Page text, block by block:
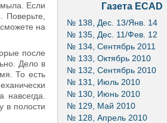
Если
на
после
Дело в
То есть
в полости
Газета ECAD
№ 138, Дес. 13/Янв. 14
№ 135, Дес. 11/Фев. 12
№ 134, Сентябрь 2011
№ 133, Октябрь 2010
№ 132, Сентябрь 2010
№ 131, Июль 2010
№ 130, Июнь 2010
№ 129, Май 2010
№ 128, Апрель 2010